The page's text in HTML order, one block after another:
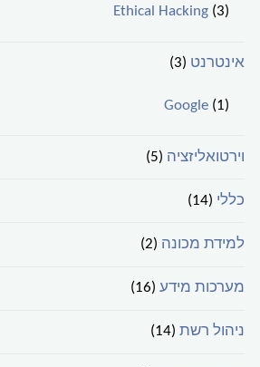
Ethical Hacking(3)
אינטרנט (3)
Google(1)
וירטואליזציה (5)
כללי (14)
למידת מכונה (2)
מערכות מידע (16)
ניהול רשת (14)